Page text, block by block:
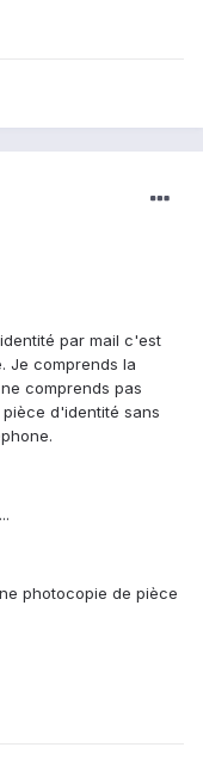
par mail c'est
Je comprends la
comprends pas
d'identité sans
photocopie de pièce